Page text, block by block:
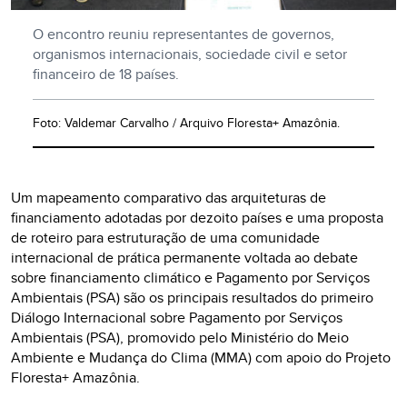
O encontro reuniu representantes de governos,
organismos internacionais, sociedade civil e setor
financeiro de 18 países.
Foto: Valdemar Carvalho / Arquivo Floresta+ Amazônia.
Um mapeamento comparativo das arquiteturas de
financiamento adotadas por dezoito países e uma proposta
de roteiro para estruturação de uma comunidade
internacional de prática permanente voltada ao debate
sobre financiamento climático e Pagamento por Serviços
Ambientais (PSA) são os principais resultados do primeiro
Diálogo Internacional sobre Pagamento por Serviços
Ambientais (PSA), promovido pelo Ministério do Meio
Ambiente e Mudança do Clima (MMA) com apoio do Projeto
Floresta+ Amazônia.